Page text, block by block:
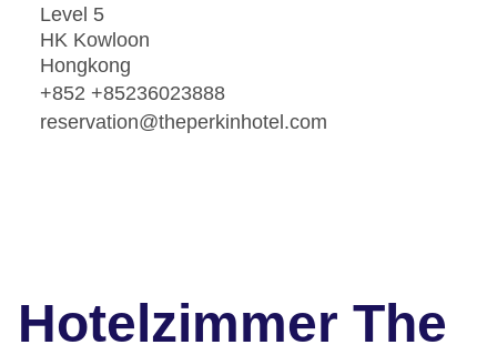
Level 5
HK Kowloon
Hongkong
+852 +85236023888
reservation@theperkinhotel.com
Hotelzimmer The